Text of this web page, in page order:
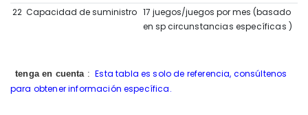
22 Capacidad de suministro 17 juegos/juegos por mes (basado
en spcircunstancias específicas )
tenga en cuenta : Esta tabla es solo de referencia, consúltenos
para obtener información específica.